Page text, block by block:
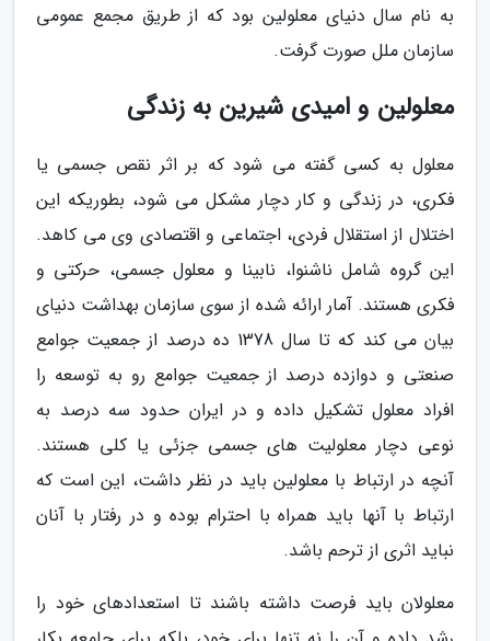
به نام سال دنیای معلولین بود که از طریق مجمع عمومی
سازمان ملل صورت گرفت.
معلولین و امیدی شیرین به زندگی
معلول به کسی گفته می شود که بر اثر نقص جسمی یا
فکری، در زندگی و کار دچار مشکل می شود، بطوریکه این
اختلال از استقلال فردی، اجتماعی و اقتصادی وی می کاهد.
این گروه شامل ناشنوا، نابینا و معلول جسمی، حرکتی و
فکری هستند. آمار ارائه شده از سوی سازمان بهداشت دنیای
بیان می کند که تا سال 1378 ده درصد از جمعیت جوامع
صنعتی و دوازده درصد از جمعیت جوامع رو به توسعه را
افراد معلول تشکیل داده و در ایران حدود سه درصد به
نوعی دچار معلولیت های جسمی جزئی یا کلی هستند.
آنچه در ارتباط با معلولین باید در نظر داشت، این است که
ارتباط با آنها باید همراه با احترام بوده و در رفتار با آنان
نباید اثری از ترحم باشد.
معلولان باید فرصت داشته باشند تا استعدادهای خود را